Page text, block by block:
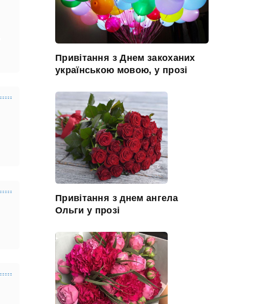
Привітання з Днем закоханих
українською мовою, у прозі
Привітання з днем ангела
Ольги у прозі